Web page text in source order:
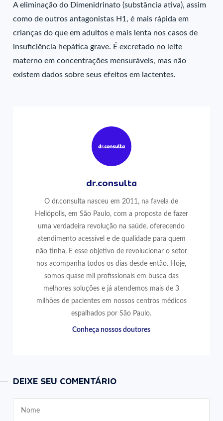
A eliminação do Dimenidrinato (substância ativa), assim
como de outros antagonistas H1, é mais rápida em
crianças do que em adultos e mais lenta nos casos de
insuficiência hepática grave. É excretado no leite
materno em concentrações mensuráveis, mas não
existem dados sobre seus efeitos em lactentes.
dr.consulta
O dr.consulta nasceu em 2011, na favela de
Heliópolis, em São Paulo, com a proposta de fazer
uma verdadeira revolução na saúde, oferecendo
atendimento acessível e de qualidade para quem
não tinha. E esse objetivo de revolucionar o setor
nos acompanha todos os dias desde então. Hoje,
somos quase mil profissionais em busca das
melhores soluções e já atendemos mais de 3
milhões de pacientes em nossos centros médicos
espalhados por São Paulo.
Conheça nossos doutores
DEIXE SEU COMENTÁRIO